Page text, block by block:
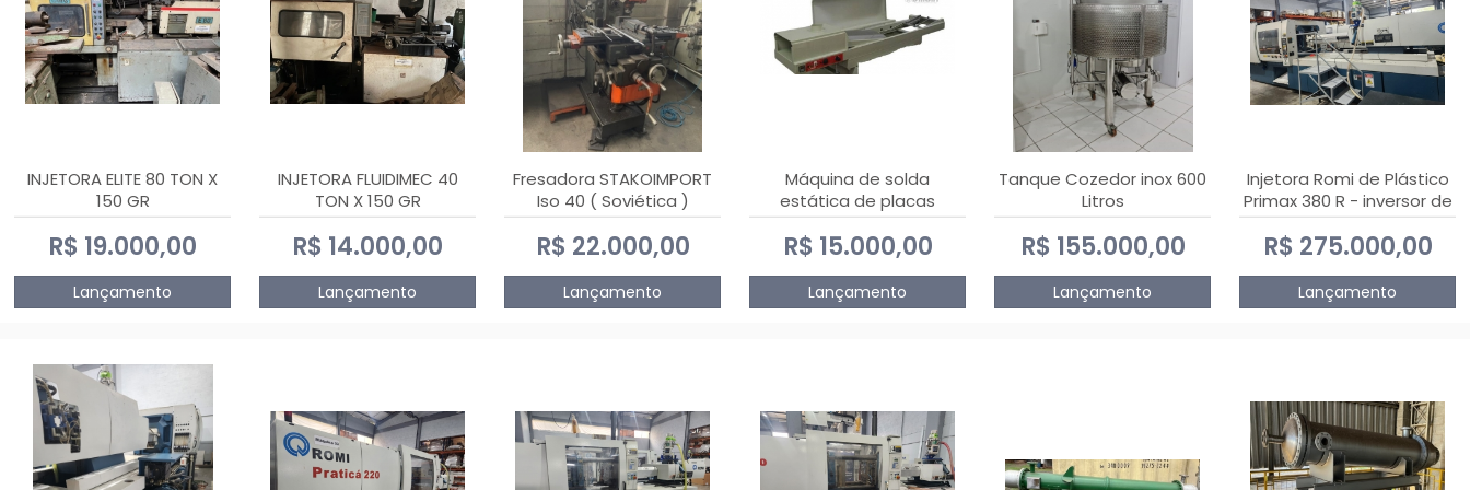
INJETORA ELITE 80 TON X
150 GR
R$ 19.000,00
Lançamento
INJETORA FLUIDIMEC 40
TON X 150 GR
R$ 14.000,00
Lançamento
Fresadora STAKOIMPORT
Iso 40 ( Soviética )
R$ 22.000,00
Lançamento
Máquina de solda
estática de placas
eletrônicas PTH DIALSAT
R$ 15.000,00
Lançamento
Tanque Cozedor inox 600
Litros
R$ 155.000,00
Lançamento
Injetora Romi de Plástico
Primax 380 R - inversor de
frequência NR 12 - 2008
R$ 275.000,00
Lançamento